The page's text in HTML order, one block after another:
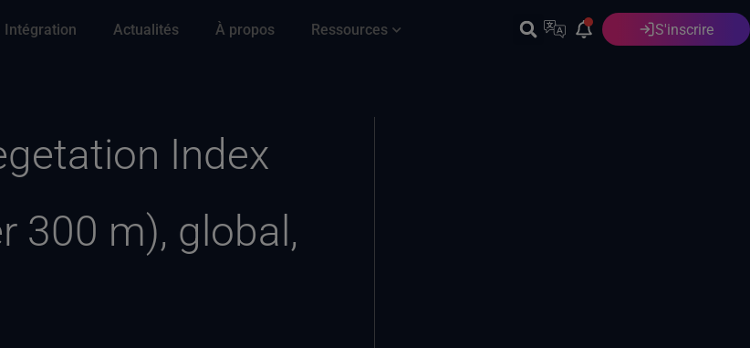
Intégration Actualités À propos Ressources Français S'inscrire
Index
300 m), global,